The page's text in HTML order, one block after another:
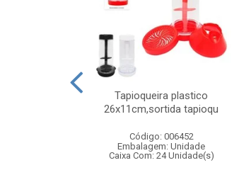
Tapioqueira plastico
26x11cm,sortida tapioqu
Código: 006452
Embalagem: Unidade
Caixa Com: 24 Unidade(s)